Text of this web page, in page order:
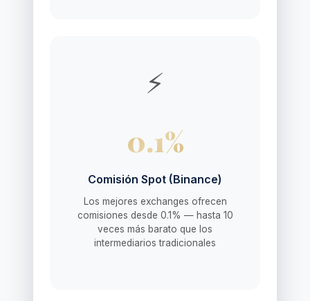
⚡
0.1%
Comisión Spot (Binance)
Los mejores exchanges ofrecen
comisiones desde 0.1% — hasta 10
veces más barato que los
intermediarios tradicionales